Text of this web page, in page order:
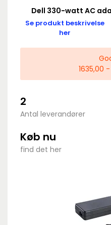
Dell 330-watt AC
Se produkt beskrivelse
her
1635,00
2
Antal leverandører
Køb nu
find det her